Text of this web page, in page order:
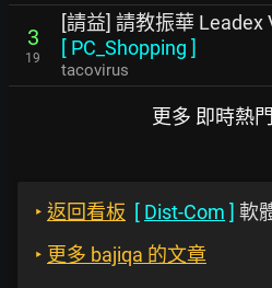
3
19
[請益] 請教振華 Leadex
[ PC_Shopping ]
tacovirus
更多 即時熱
‣ 返回看板 [ Dist-Com ] 軟
‣ 更多 bajiqa 的文章